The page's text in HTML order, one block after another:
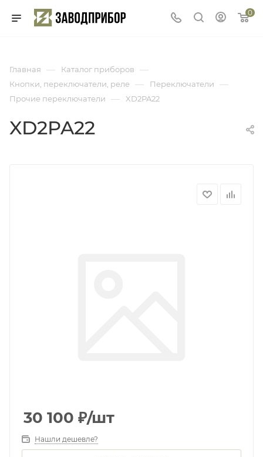
0
Главная — Каталог приборов —
Кнопки, переключатели, реле — Переключатели —
Прочие переключатели — XD2PA22
XD2PA22
30 100 ₽/шт
Нашли дешевле?